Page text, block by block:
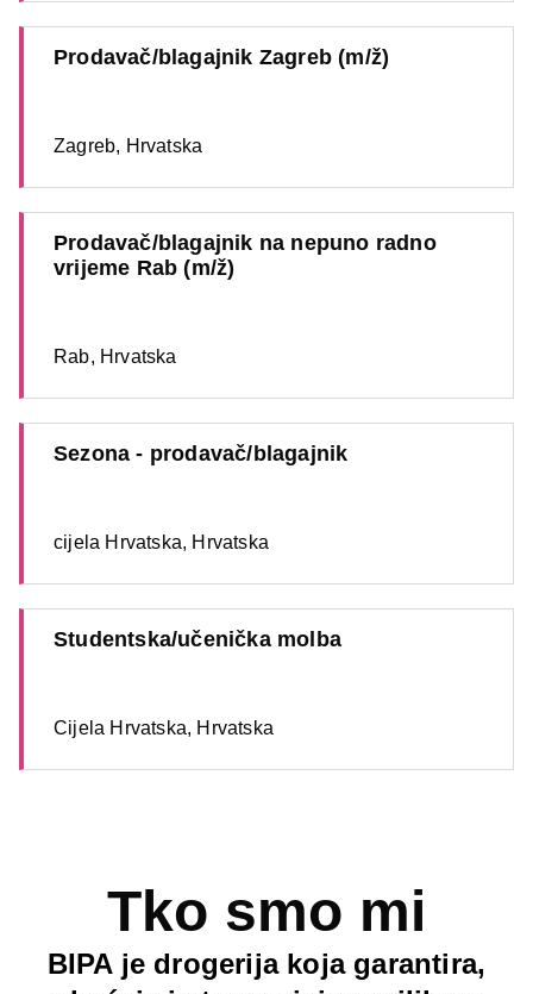
Prodavač/blagajnik Zagreb (m/ž)
Zagreb, Hrvatska
Prodavač/blagajnik na nepuno radno
vrijeme Rab (m/ž)
Rab, Hrvatska
Sezona - prodavač/blagajnik
cijela Hrvatska, Hrvatska
Studentska/učenička molba
Cijela Hrvatska, Hrvatska
Tko smo mi
BIPA je drogerija koja garantira,